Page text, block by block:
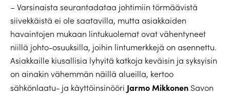
– Varsinaista seurantadataa johtimiin törmäävistä
siivekkäistä ei ole saatavilla, mutta asiakkaiden
havaintojen mukaan lintukuolemat ovat vähentyneet
niillä johto-osuuksilla, joihin lintumerkkejä on asennettu.
Asiakkaille kiusallisia lyhyitä katkoja keväisin ja syksyisin
on ainakin vähemmän näillä alueilla, kertoo
sähkönlaatu- ja käyttöinsinööri Jarmo Mikkonen Savon